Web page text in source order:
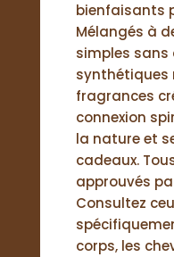
bienfaisants
Mélangés à
simples
synthétiques
fragrances
connexion
la nature et
cadeaux.
approuvés
Consultez
corps, les